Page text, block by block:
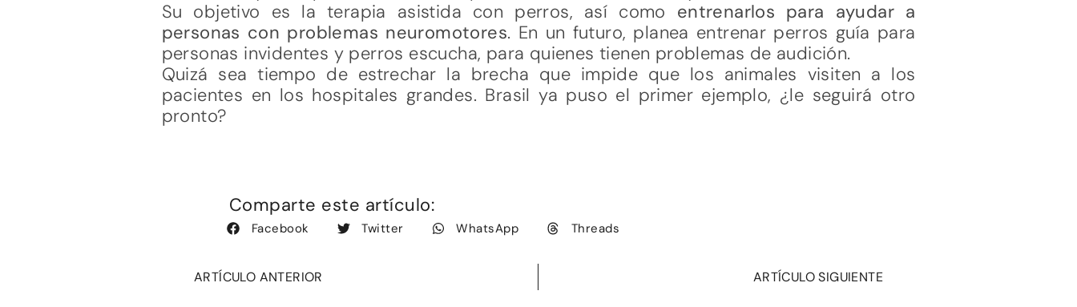
Su objetivo es la terapia asistida con perros, así como entrenarlos para ayudar a
personas con problemas neuromotores. En un futuro, planea entrenar perros guía para
personas invidentes y perros escucha, para quienes tienen problemas de audición.
Quizá sea tiempo de estrechar la brecha que impide que los animales visiten a los
pacientes en los hospitales grandes. Brasil ya puso el primer ejemplo, ¿le seguirá otro
pronto?
Comparte este artículo:
Facebook Twitter WhatsApp Threads
ARTÍCULO ANTERIOR ARTÍCULO SIGUIENTE